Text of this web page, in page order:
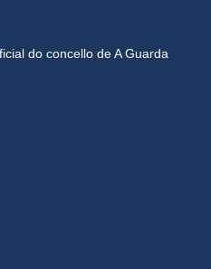
do concello de A Guarda